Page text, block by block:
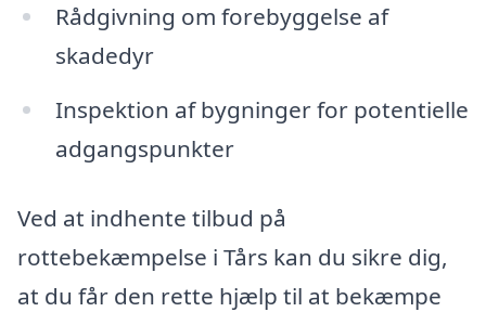
Rådgivning om forebyggelse af
skadedyr
Inspektion af bygninger for potentielle
adgangspunkter
Ved at indhente tilbud på
rottebekæmpelse i Tårs kan du sikre dig,
at du får den rette hjælp til at bekæmpe